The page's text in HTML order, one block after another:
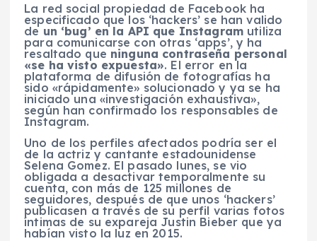
La red social propiedad de Facebook ha
especificado que los ‘hackers’ se han valido
de un ‘bug’ en la API que Instagram utiliza
para comunicarse con otras ‘apps’, y ha
resaltado que ninguna contraseña personal
«se ha visto expuesta». El error en la
plataforma de difusión de fotografías ha
sido «rápidamente» solucionado y ya se ha
iniciado una «investigación exhaustiva»,
según han confirmado los responsables de
Instagram.
Uno de los perfiles afectados podría ser el
de la actriz y cantante estadounidense
Selena Gomez. El pasado lunes, se vio
obligada a desactivar temporalmente su
cuenta, con más de 125 millones de
seguidores, después de que unos ‘hackers’
publicasen a través de su perfil varias fotos
íntimas de su expareja Justin Bieber que ya
habían visto la luz en 2015.